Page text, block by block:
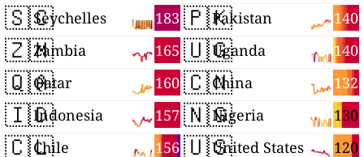
🇸🇨 183
Seychelles
🇿🇲 165
Zambia
🇶🇦 160
Qatar
🇮🇩 157
Indonesia
🇨🇱 156
Chile
🇵🇰 140
Pakistan
🇺🇬 140
Uganda
🇨🇳 132
China
🇳🇬 130
Nigeria
🇺🇸 120
United States